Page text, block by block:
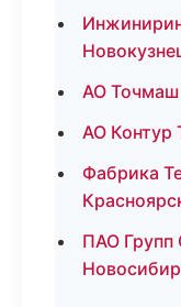
АО
АО Контур
Фабрика
ПАО